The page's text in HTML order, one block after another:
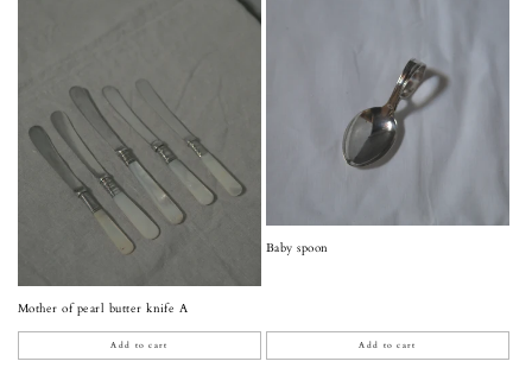
Mother of pearl butter knife A
Add to cart
Baby spoon
Add to cart